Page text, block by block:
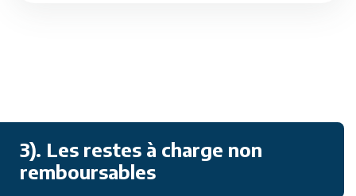
3). Les restes à charge non
remboursables